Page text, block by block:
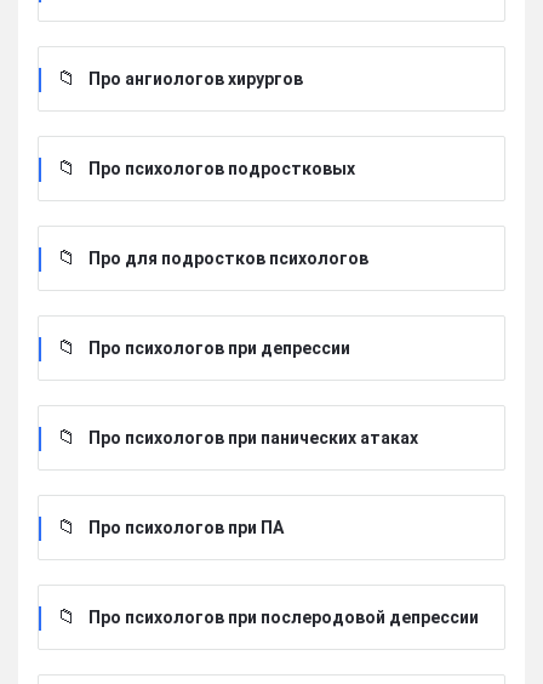
Про ангиологов хирургов
Про психологов подростковых
Про для подростков психологов
Про психологов при депрессии
Про психологов при панических атаках
Про психологов при ПА
Про психологов при послеродовой депрессии